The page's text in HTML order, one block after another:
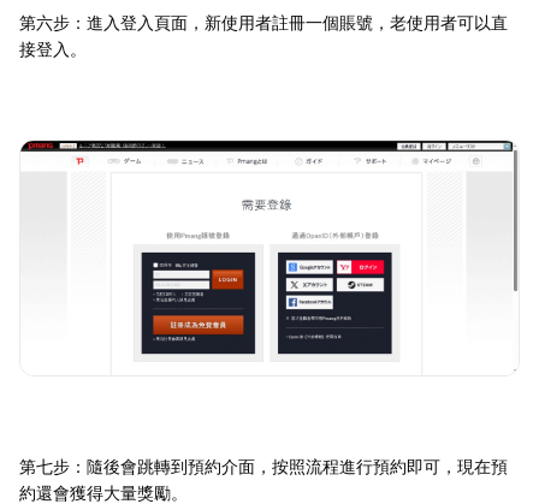
第六步：進入登入頁面，新使用者註冊一個賬號，老使用者可以直
接登入。
第七步：隨後會跳轉到預約介面，按照流程進行預約即可，現在預
約還會獲得大量獎勵。